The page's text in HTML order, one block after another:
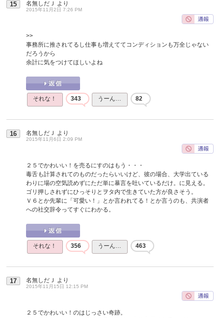
15 名無しだＪ より
2015年11月2日 7:26 PM
>>
事務所に推されてるし仕事も増えててコンディションも万全じゃない
だろうから
余計に気をつけてほしいよね
それな！ 343 うーん… 82
16 名無しだＪ より
2015年11月6日 2:09 PM
２５でかわいい！を売るにすのはもう・・・
毒舌も計算されてのものだったらいいけど、彼の場合、大学出ている
わりに場の空気読めずにただ単に暴言を吐いているだけ。に見える。
ゴリ押しされずにひっそりとヲタ内で生きていた方が良さそう。
Ｖ６とか先輩に「可愛い！」とか言われてる！とか言うのも、共演者
への社交辞令ってすぐにわかる。
それな！ 356 うーん… 463
17 名無しだＪ より
2015年11月15日 12:15 PM
２５でかわいい！のはじっさい奇跡。